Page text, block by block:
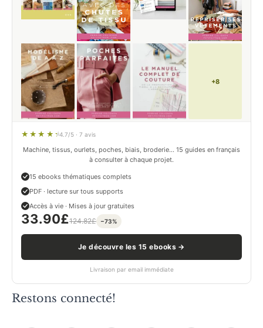
+8
4.7/5 · 7 avis
Machine, tissus, ourlets, poches, biais, broderie… 15 guides en français
à consulter à chaque projet.
15 ebooks thématiques complets
PDF · lecture sur tous supports
Accès à vie · Mises à jour gratuites
33.90£124.82£ −73%
Je découvre les 15 ebooks →
Livraison par email immédiate
Restons connecté!